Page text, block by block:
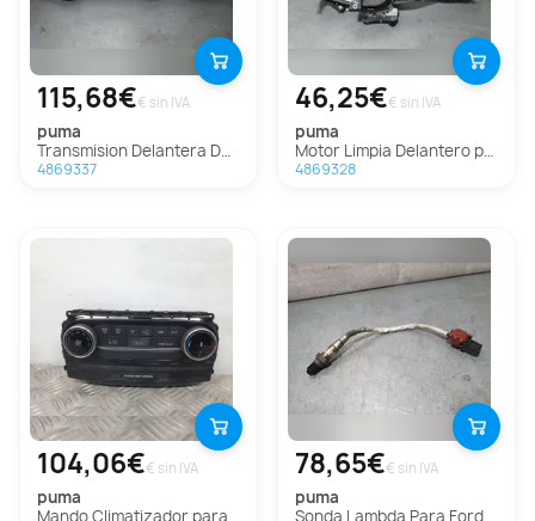
115,68€€ sin IVA
puma
Transmision Delantera Derecha para Ford Puma
4869337
46,25€€ sin IVA
puma
Motor Limpia Delantero para Ford Puma
4869328
104,06€€ sin IVA
puma
78,65€€ sin IVA
puma